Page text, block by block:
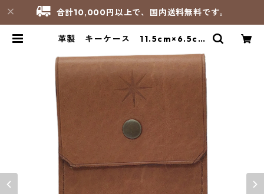
合計10,000円以上で、国内送料無料です。
革製 キーケース 11.5cm×6.5cm
サンパオリーノ - 修道院製品のお店